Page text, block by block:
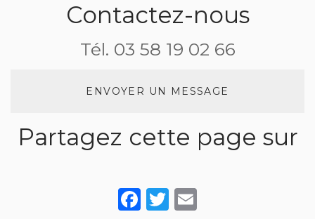
grenouilles
Contactez-nous
Tél. 03 58 19 02 66
ENVOYER UN MESSAGE
Partagez cette page sur
Facebook
Twitter